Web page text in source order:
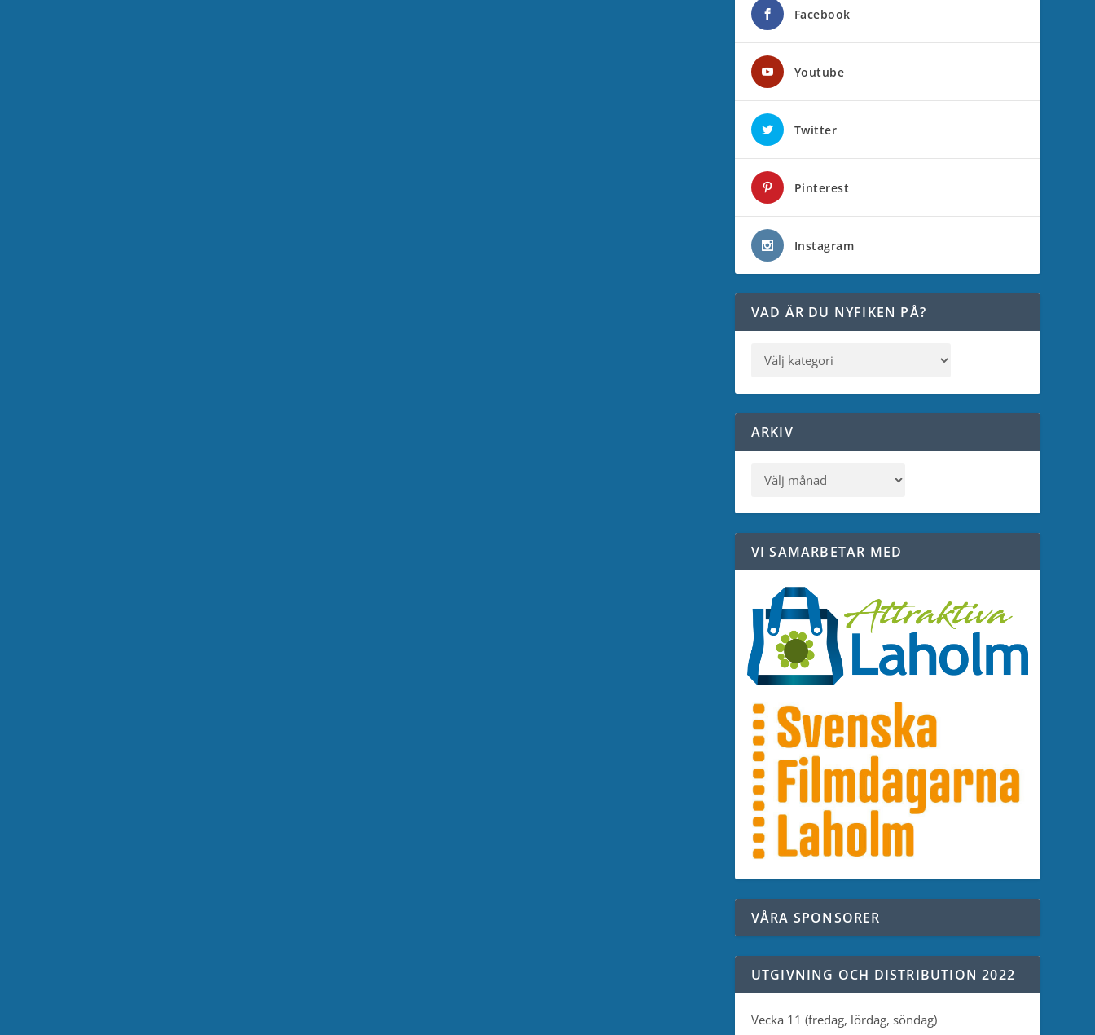
Facebook
Youtube
Twitter
Pinterest
Instagram
VAD ÄR DU NYFIKEN PÅ?
ARKIV
VI SAMARBETAR MED
VÅRA SPONSORER
UTGIVNING OCH DISTRIBUTION 2022
Vecka 11 (fredag, lördag, söndag)